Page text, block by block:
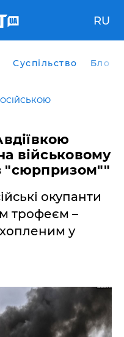
RU
Суспільство Блоги
військовому
"сюрпризом""
окупанти
трофеєм –
у